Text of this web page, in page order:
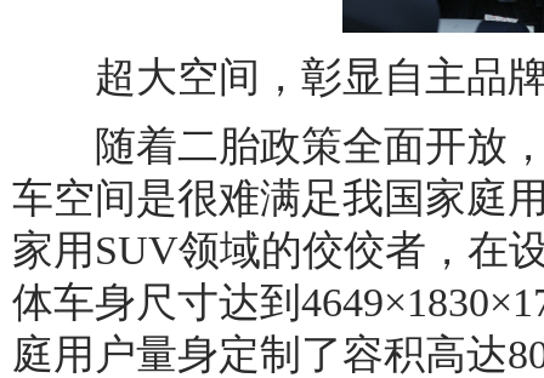
超大空间，彰显自主品牌
随着二胎政策全面开放，
车空间是很难满足我国家庭
家用SUV领域的佼佼者，在
体车身尺寸达到
庭用户量身定制了容积高达